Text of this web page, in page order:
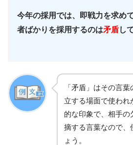
今年の採用では、即戦力を求め
者ばかりを採用するのは矛盾し
「矛盾」はその言
立する場面で使わ
的な印象で、相手の
摘する言葉なので、
ょう。